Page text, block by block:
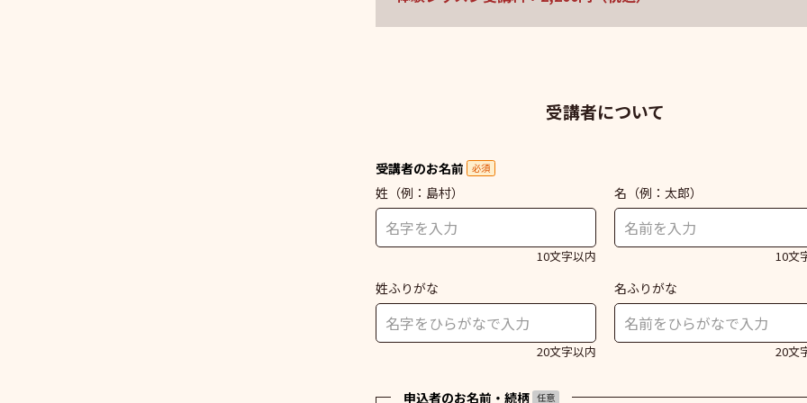
受講者について
受講者のお名前 必須
姓 （例：島村）
10文字以内
名 （例：太郎）
10文
姓ふりがな
20文字以内
名ふりがな
20文
申込者のお名前・続柄 任意